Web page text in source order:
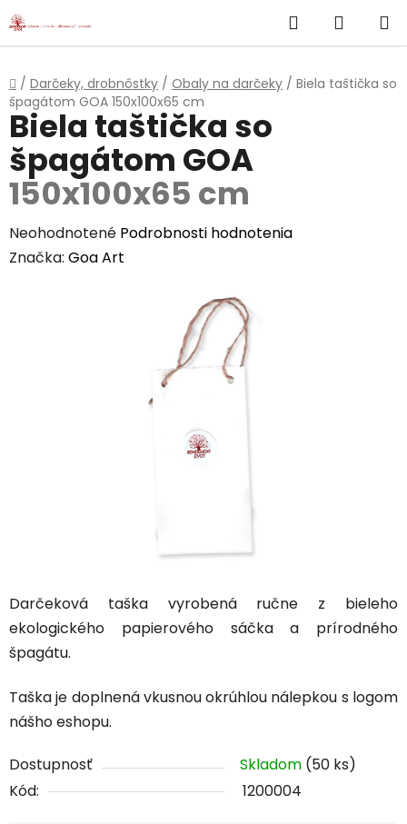
Prejsť
na
Hľadať
KOŠÍK
Domov
/ Darčeky, drobnôstky / Obaly na darčeky / Biela taštička so
špagátom GOA 150x100x65 cm
Darčeková taška vyrobená ručne z bieleho
ekologického papierového sáčka a prírodného
špagátu.
Taška je doplnená vkusnou okrúhlou nálepkou s logom
nášho eshopu.
Dostupnosť Skladom (50 ks)
Kód:
1200004
Biela taštička so
špagátom GOA
150x100x65 cm
Priemerné
hodnotenie
Neohodnotené Podrobnosti hodnotenia
Značka: Goa Art